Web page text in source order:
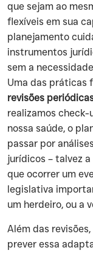
que sejam ao
flexíveis em sua
planejamento
instrumentos
sem a
Uma das práticas
revisões
realizamos
nossa saúde, o
passar por
jurídicos – talvez
que ocorrer um
legislativa
um herdeiro, ou a
Além das
prever essa